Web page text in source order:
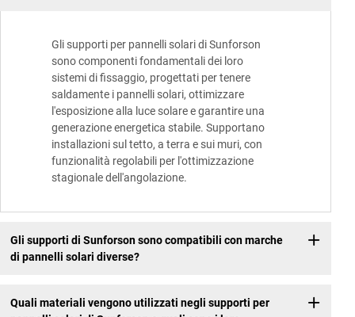
Gli supporti per pannelli solari di Sunforson
sono componenti fondamentali dei loro
sistemi di fissaggio, progettati per tenere
saldamente i pannelli solari, ottimizzare
l'esposizione alla luce solare e garantire una
generazione energetica stabile. Supportano
installazioni sul tetto, a terra e sui muri, con
funzionalità regolabili per l'ottimizzazione
stagionale dell'angolazione.
Gli supporti di Sunforson sono compatibili con marche
di pannelli solari diverse?
Quali materiali vengono utilizzati negli supporti per